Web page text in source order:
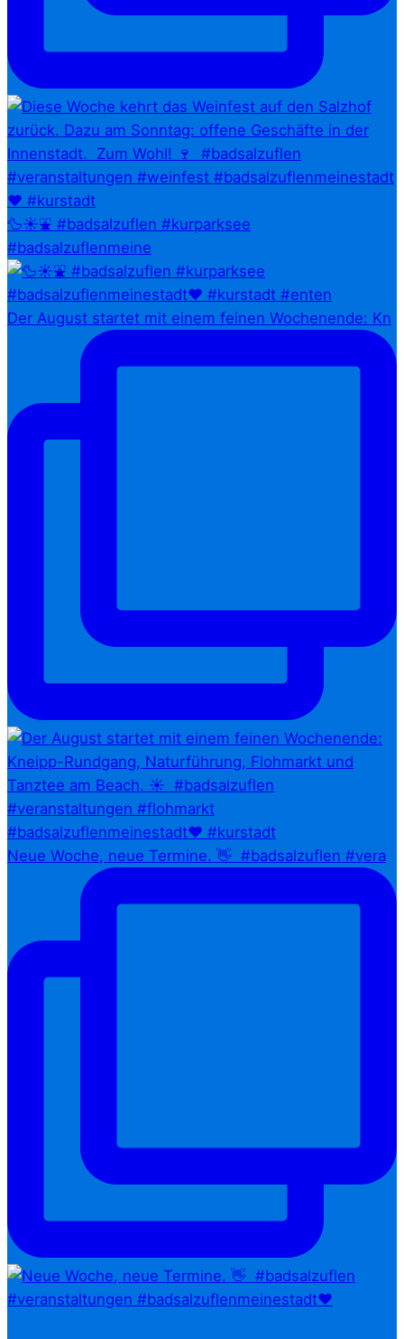
🦆☀️⛲ #badsalzuflen #kurparksee
#badsalzuflenmeine
Der August startet mit einem feinen Wochenende: Kn
Neue Woche, neue Termine. 👋⁠ ⁠ #badsalzuflen #vera